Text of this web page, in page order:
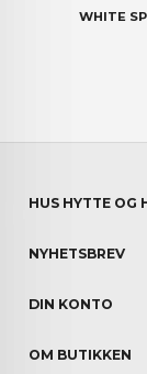
WHITE
HUS HYTTE OG
NYHETSBREV
DIN KONTO
OM BUTIKKEN